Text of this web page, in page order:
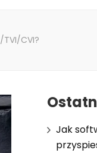
CVI?
Jak